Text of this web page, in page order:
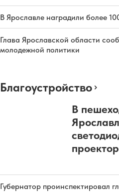
В Ярославле наградили более
Глава Ярославской области
молодежной политики
Благоустройство
В
Губернатор проинспектировал